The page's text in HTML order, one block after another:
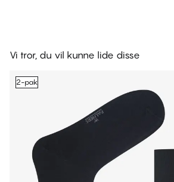
Vi tror, du vil kunne lide disse
2-pak